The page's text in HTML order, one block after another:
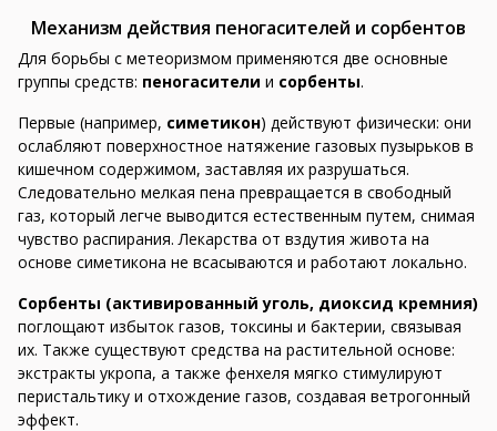
Механизм действия пеногасителей и сорбентов
Для борьбы с метеоризмом применяются две основные
группы средств: пеногасители и сорбенты.
Первые (например, симетикон) действуют физически: они
ослабляют поверхностное натяжение газовых пузырьков в
кишечном содержимом, заставляя их разрушаться.
Следовательно мелкая пена превращается в свободный
газ, который легче выводится естественным путем, снимая
чувство распирания. Лекарства от вздутия живота на
основе симетикона не всасываются и работают локально.
Сорбенты (активированный уголь, диоксид кремния)
поглощают избыток газов, токсины и бактерии, связывая
их. Также существуют средства на растительной основе:
экстракты укропа, а также фенхеля мягко стимулируют
перистальтику и отхождение газов, создавая ветрогонный
эффект.